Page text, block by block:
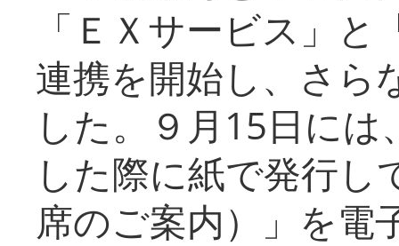
「ＥＸサービス」
連携を開始し、さら
した。９月15日に
した際に紙で発行し
席のご案内）」を電